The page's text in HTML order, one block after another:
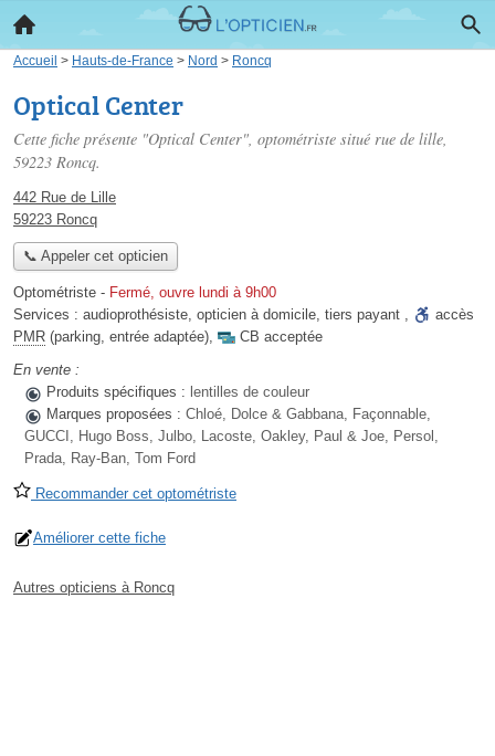
Accueil > Hauts-de-France > Nord > Roncq
Optical Center
Cette fiche présente "Optical Center", optométriste situé rue de lille,
59223 Roncq.
442 Rue de Lille
59223 Roncq
📞 Appeler cet opticien
Optométriste - Fermé, ouvre lundi à 9h00
Services : audioprothésiste, opticien à domicile, tiers payant ,
accès
PMR (parking, entrée adaptée),
CB acceptée
En vente :
Produits spécifiques : lentilles de couleur
Marques proposées : Chloé, Dolce & Gabbana, Façonnable,
GUCCI, Hugo Boss, Julbo, Lacoste, Oakley, Paul & Joe, Persol,
Prada, Ray-Ban, Tom Ford
Recommander cet optométriste
Améliorer cette fiche
Autres opticiens à Roncq